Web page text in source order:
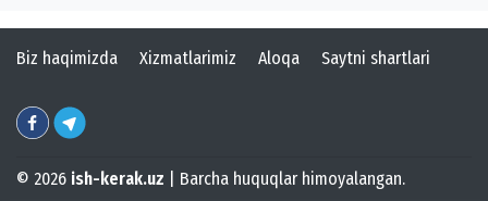
Biz haqimizda Xizmatlarimiz Aloqa Saytni shartlari
© 2026 ish-kerak.uz | Barcha huquqlar himoyalangan.